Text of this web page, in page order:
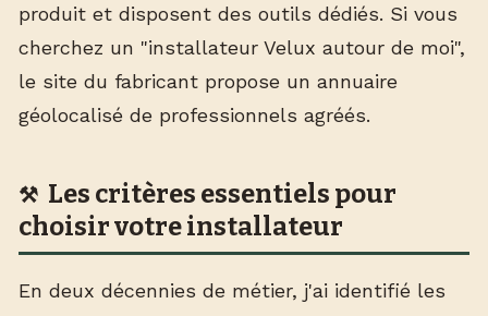
produit et disposent des outils dédiés. Si vous
cherchez un "installateur Velux autour de moi",
le site du fabricant propose un annuaire
géolocalisé de professionnels agréés.
Les critères essentiels pour
choisir votre installateur
En deux décennies de métier, j'ai identifié les